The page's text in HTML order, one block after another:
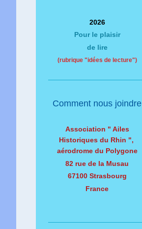
2026
Pour le plaisir
de lire
(rubrique "idées de lecture")
Comment nous joindre
Association " Ailes
Historiques du Rhin ",
aérodrome du Polygone
82 rue de la Musau
67100 Strasbourg
France